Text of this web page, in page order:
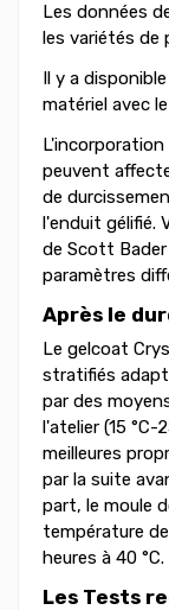
Les données
les variétés de
Il y a
matériel avec
peuvent
de
l'enduit gélifié.
de Scott
paramètres
Après le
Le gelcoat
stratifiés
par des
l'atelier (15 °C-
meilleures
par la suite
part, le moule
température
heures à 40 °C.
Les Tests